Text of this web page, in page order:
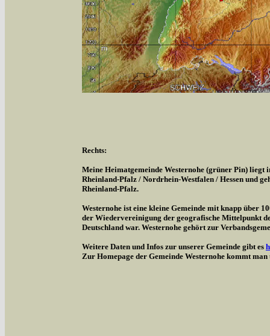
Rechts:
Meine Heimatgemeinde Westernohe (grüner Pin) liegt
Rheinland-Pfalz / Nordrhein-Westfalen / Hessen und
Rheinland-Pfalz.
Westernohe ist eine kleine Gemeinde mit knapp über
der Wiedervereinigung der geografische Mittelpunkt
Deutschland war. Westernohe gehört zur
Weitere Daten und Infos zur unserer Gemeinde gibt es
Zur Homepage der Gemeinde Westernohe kommt